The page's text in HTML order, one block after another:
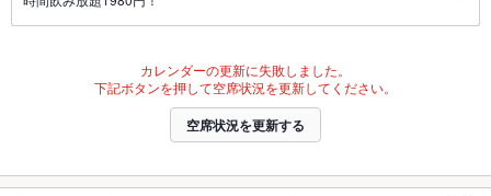
カレンダーの更新に失敗しました。
下記ボタンを押して空席状況を更新してください。
空席状況を更新する